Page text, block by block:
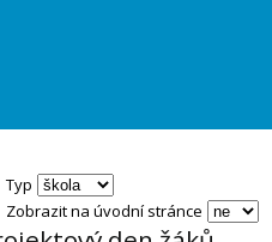
Typ
Zobrazit na úvodní stránce